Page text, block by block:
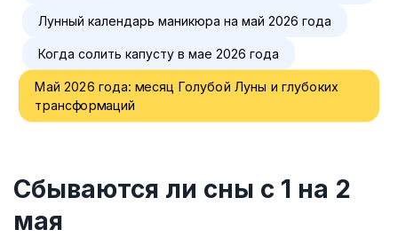
Лунный календарь маникюра на май 2026 года
Когда солить капусту в мае 2026 года
Май 2026 года: месяц Голубой Луны и глубоких
трансформаций
Сбываются ли сны с 1 на 2
мая